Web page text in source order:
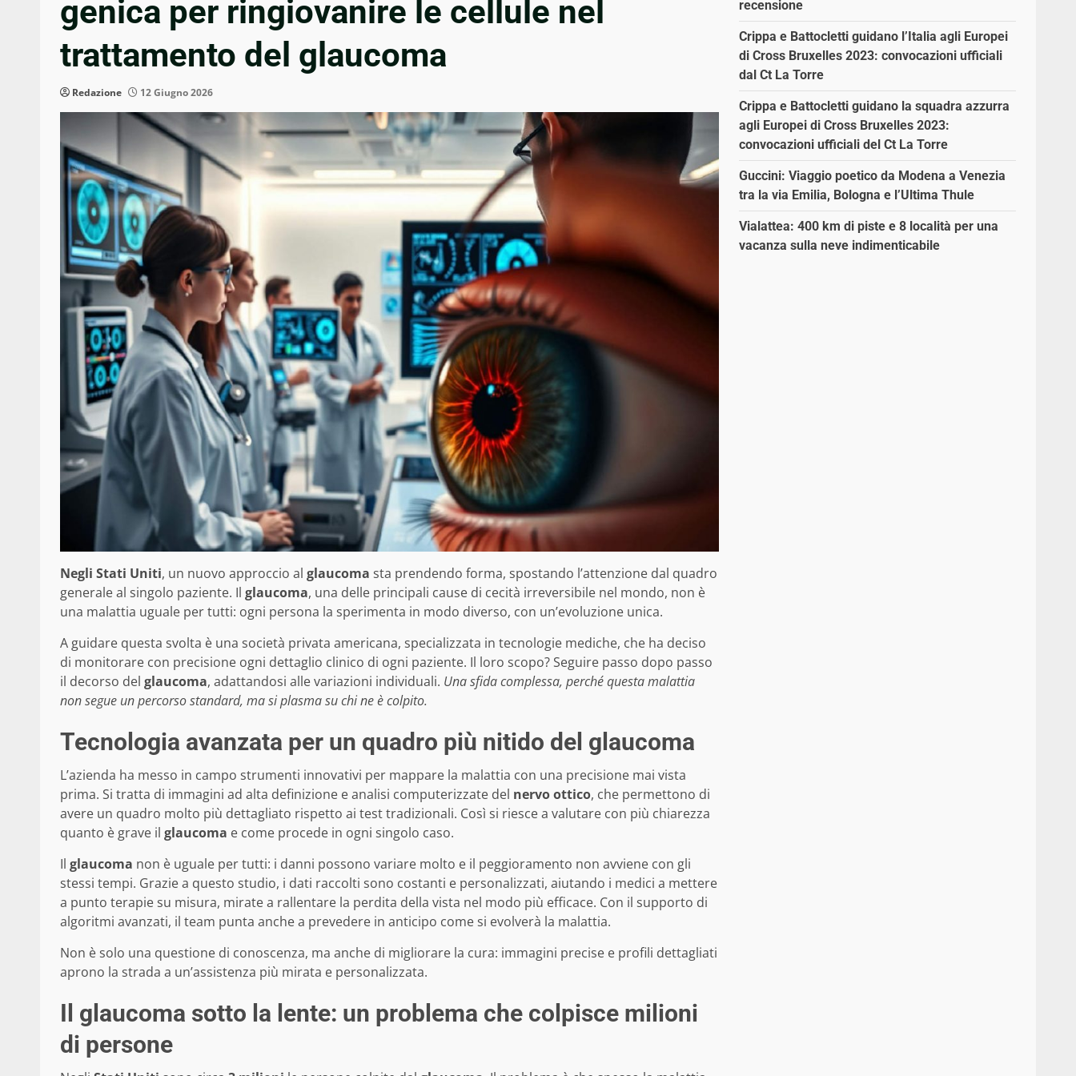
genica per ringiovanire le cellule nel
trattamento del glaucoma
Redazione 12 Giugno 2026
Negli Stati Uniti, un nuovo approccio al glaucoma sta prendendo forma, spostando l’attenzione dal quadro
generale al singolo paziente. Il glaucoma, una delle principali cause di cecità irreversibile nel mondo, non è
una malattia uguale per tutti: ogni persona la sperimenta in modo diverso, con un’evoluzione unica.
A guidare questa svolta è una società privata americana, specializzata in tecnologie mediche, che ha deciso
di monitorare con precisione ogni dettaglio clinico di ogni paziente. Il loro scopo? Seguire passo dopo passo
il decorso del glaucoma, adattandosi alle variazioni individuali. Una sfida complessa, perché questa malattia
non segue un percorso standard, ma si plasma su chi ne è colpito.
Tecnologia avanzata per un quadro più nitido del glaucoma
L’azienda ha messo in campo strumenti innovativi per mappare la malattia con una precisione mai vista
prima. Si tratta di immagini ad alta definizione e analisi computerizzate del nervo ottico, che permettono di
avere un quadro molto più dettagliato rispetto ai test tradizionali. Così si riesce a valutare con più chiarezza
quanto è grave il glaucoma e come procede in ogni singolo caso.
Il glaucoma non è uguale per tutti: i danni possono variare molto e il peggioramento non avviene con gli
stessi tempi. Grazie a questo studio, i dati raccolti sono costanti e personalizzati, aiutando i medici a mettere
a punto terapie su misura, mirate a rallentare la perdita della vista nel modo più efficace. Con il supporto di
algoritmi avanzati, il team punta anche a prevedere in anticipo come si evolverà la malattia.
Non è solo una questione di conoscenza, ma anche di migliorare la cura: immagini precise e profili dettagliati
aprono la strada a un’assistenza più mirata e personalizzata.
Il glaucoma sotto la lente: un problema che colpisce milioni
di persone
recensione
Crippa e Battocletti guidano l’Italia agli Europei
di Cross Bruxelles 2023: convocazioni ufficiali
dal Ct La Torre
Crippa e Battocletti guidano la squadra azzurra
agli Europei di Cross Bruxelles 2023:
convocazioni ufficiali del Ct La Torre
Guccini: Viaggio poetico da Modena a Venezia
tra la via Emilia, Bologna e l’Ultima Thule
Vialattea: 400 km di piste e 8 località per una
vacanza sulla neve indimenticabile